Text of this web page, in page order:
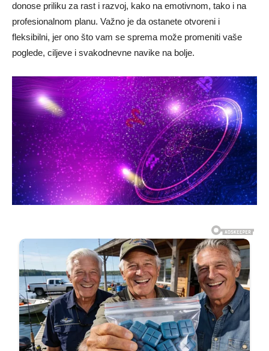
donose priliku za rast i razvoj, kako na emotivnom, tako i na
profesionalnom planu. Važno je da ostanete otvoreni i
fleksibilni, jer ono što vam se sprema može promeniti vaše
poglede, ciljeve i svakodnevne navike na bolje.